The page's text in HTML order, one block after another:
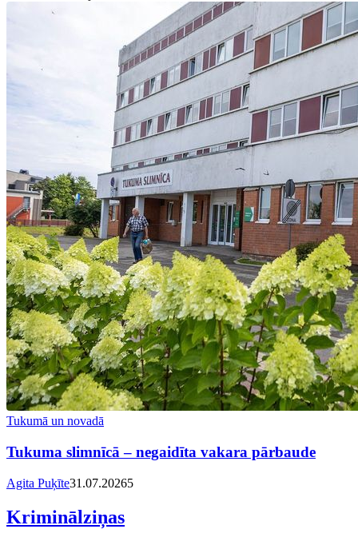
Tukumā un novadā
Tukuma slimnīcā – negaidīta vakara pārbaude
Agita Puķīte31.07.20265
Kriminālziņas